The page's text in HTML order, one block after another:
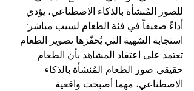
للصور المُنشأة بالذكاء الاصطناعي، يؤدي
أداءً ضعيفاً في فئة الطعام لسبب مباشر:
استجابة الشهية التي يُحفّزها تصوير الطعام
تعتمد على اعتقاد المشاهد بأن الطعام
حقيقي. صور الطعام المُنشأة بالذكاء
الاصطناعي، مهما أصبحت واقعية